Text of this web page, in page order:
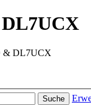
& DL7UCX
Suche